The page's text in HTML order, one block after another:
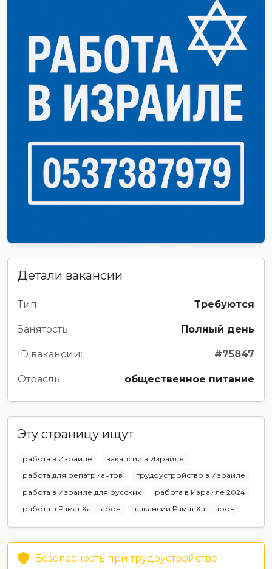
Детали вакансии
Тип: Требуются
Занятость: Полный день
ID вакансии: #75847
Отрасль: общественное питание
Эту страницу ищут
работа в Израиле
вакансии в Израиле
работа для репатриантов
трудоустройство в Израиле
работа в Израиле для русских
работа в Израиле 2024
работа в Рамат Ха Шарон
вакансии Рамат Ха Шарон
Безопасность при трудоустройстве